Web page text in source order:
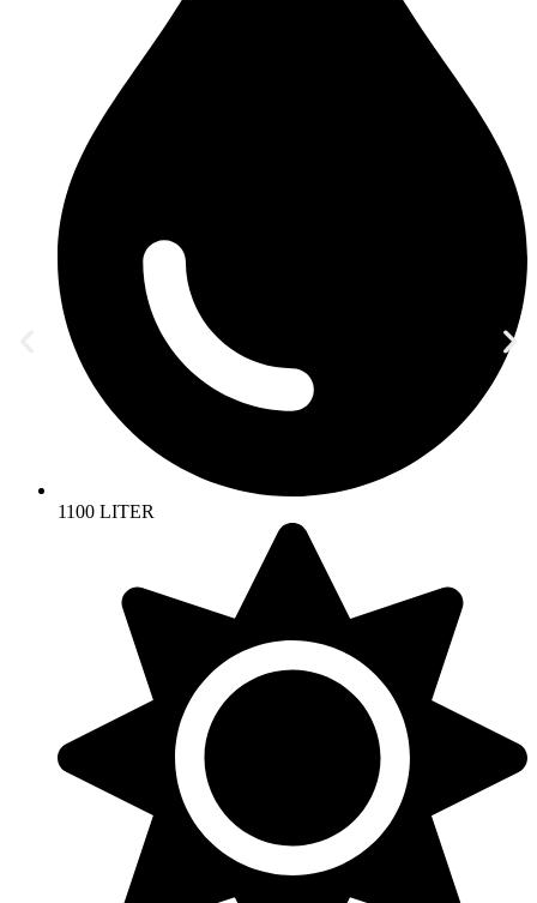
1100 LITER